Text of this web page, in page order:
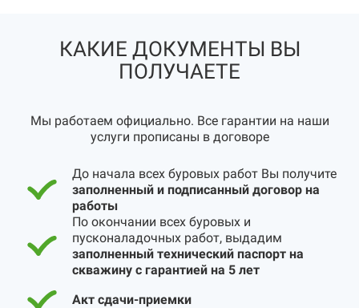
КАКИЕ ДОКУМЕНТЫ ВЫ
ПОЛУЧАЕТЕ
Мы работаем официально. Все гарантии на наши
услуги прописаны в договоре
До начала всех буровых работ Вы получите
заполненный и подписанный договор на
работы
По окончании всех буровых и
пусконаладочных работ, выдадим
заполненный технический паспорт на
скважину с гарантией на 5 лет
Акт сдачи-приемки